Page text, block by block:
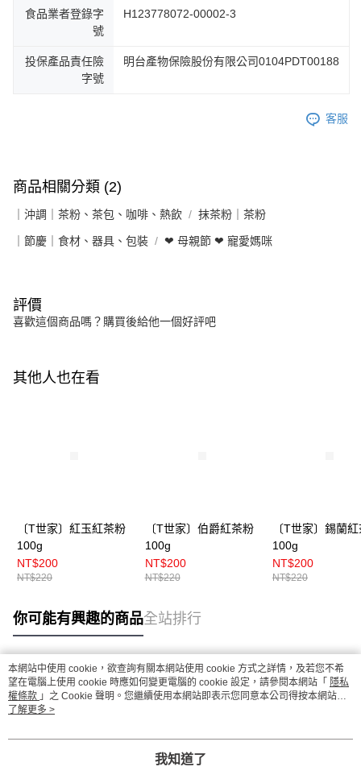
食品業者登錄字
號
H123778072-00002-3
投保產品責任險
字號
明台產物保險股份有限公司0104PDT00188
客服
商品相關分類 (2)
｜沖調｜茶粉、茶包、咖啡、熱飲 抹茶粉｜茶粉
｜節慶｜食材、器具、包裝 ❤ 母親節 ❤ 寵愛媽咪
評價
喜歡這個商品嗎？購買後給他一個好評吧
其他人也在看
〔T世家〕紅玉紅茶粉
100g
NT$200
NT$220
〔T世家〕伯爵紅茶粉
100g
NT$200
NT$220
〔T世家〕錫蘭
100g
NT$200
NT$220
你可能有興趣的商品全站排行
熱門標籤
本網站中使用 cookie，欲查詢有關本網站使用 cookie 方式之詳情，及若您不希
望在電腦上使用 cookie 時應如何變更電腦的 cookie 設定，請參閱本網站「 隱私
權條款 」之 Cookie 聲明。您繼續使用本網站即表示您同意本公司得按本網站使
用條款之 Cookie 聲明使用 cookie。
了解更多 >
我知道了